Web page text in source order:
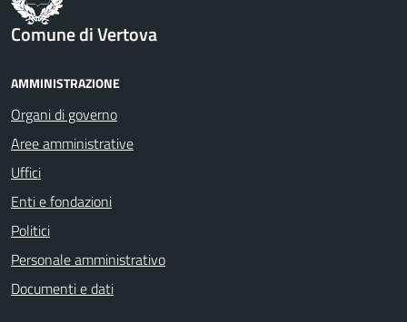
Comune di Vertova
AMMINISTRAZIONE
Organi di governo
Aree amministrative
Uffici
Enti e fondazioni
Politici
Personale amministrativo
Documenti e dati